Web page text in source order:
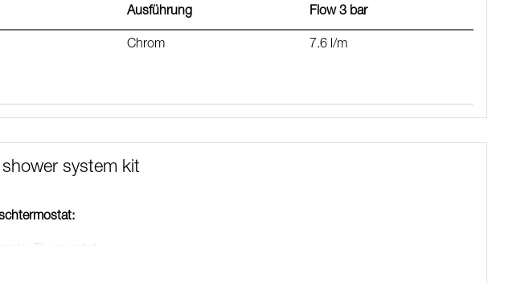
Ausführung Flow 3 bar
Chrom 7.6 l/m
system kit
Thermostat